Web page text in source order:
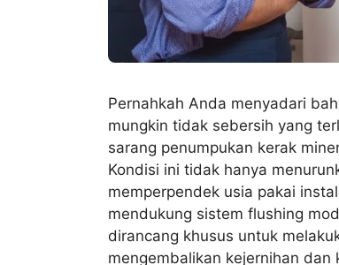
Pernahkah Anda menyadari
mungkin tidak sebersih yang
sarang penumpukan kerak
Kondisi ini tidak hanya
memperpendek usia pakai
mendukung sistem flushing
dirancang khusus untuk
mengembalikan kejernihan